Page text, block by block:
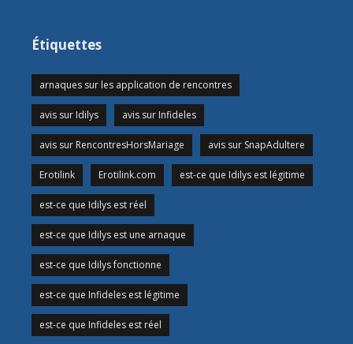
Étiquettes
arnaques sur les application de rencontres
avis sur Idilys avis sur Infideles
avis sur RencontresHorsMariage avis sur SnapAdultere
Erotilink Erotilink.com est-ce que Idilys est légitime
est-ce que Idilys est réel
est-ce que Idilys est une arnaque
est-ce que Idilys fonctionne
est-ce que Infideles est légitime
est-ce que Infideles est réel